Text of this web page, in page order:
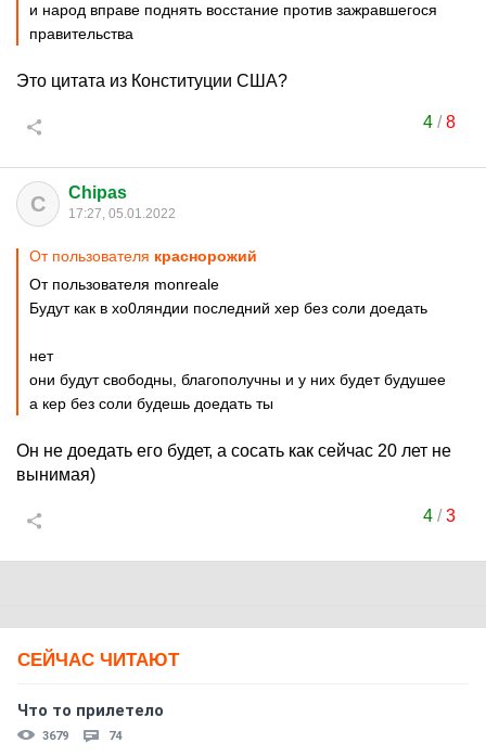
и народ вправе поднять восстание против зажравшегося
правительства
Это цитата из Конституции США?
4/8
C Chipas
17:27, 05.01.2022
От пользователя краснорожий
От пользователя monreale
Будут как в хо0ляндии последний хер без соли доедать
нет
они будут свободны, благополучны и у них будет будушее
а кер без соли будешь доедать ты
Он не доедать его будет, а сосать как сейчас 20 лет не
вынимая)
4/3
СЕЙЧАС ЧИТАЮТ
Что то прилетело
3679 74